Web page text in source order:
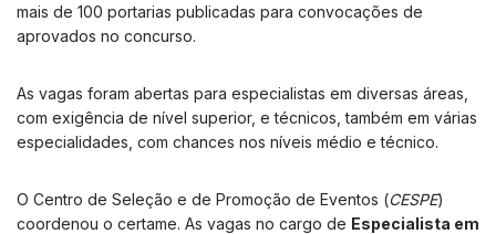
mais de 100 portarias publicadas para convocações de
aprovados no concurso.
As vagas foram abertas para especialistas em diversas áreas,
com exigência de nível superior, e técnicos, também em várias
especialidades, com chances nos níveis médio e técnico.
O Centro de Seleção e de Promoção de Eventos (CESPE)
coordenou o certame. As vagas no cargo de Especialista em